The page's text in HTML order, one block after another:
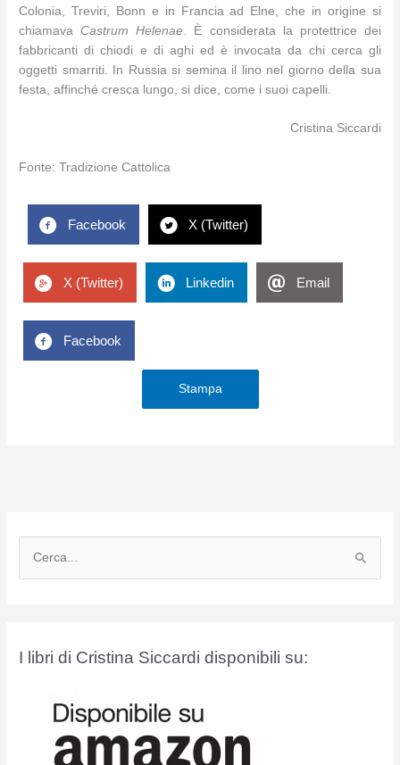
Colonia, Treviri, Bonn e in Francia ad Elne, che in origine si
chiamava Castrum Helenae . È considerata la protettrice dei
fabbricanti di chiodi e di aghi ed è invocata da chi cerca gli
oggetti smarriti. In Russia si semina il lino nel giorno della sua
festa, affinché cresca lungo, si dice, come i suoi capelli.
Cristina Siccardi
Fonte: Tradizione Cattolica
Facebook X (Twitter)
X (Twitter) Linkedin Email
Facebook
Stampa
I libri di Cristina Siccardi disponibili su: